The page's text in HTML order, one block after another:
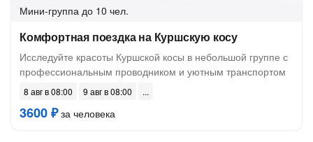
Мини-группа до 10 чел.
Комфортная поездка на Куршскую косу
Исследуйте красоты Куршской косы в небольшой группе с
профессиональным проводником и уютным транспортом
8 авг в 08:00 9 авг в 08:00
3600 ₽за человека